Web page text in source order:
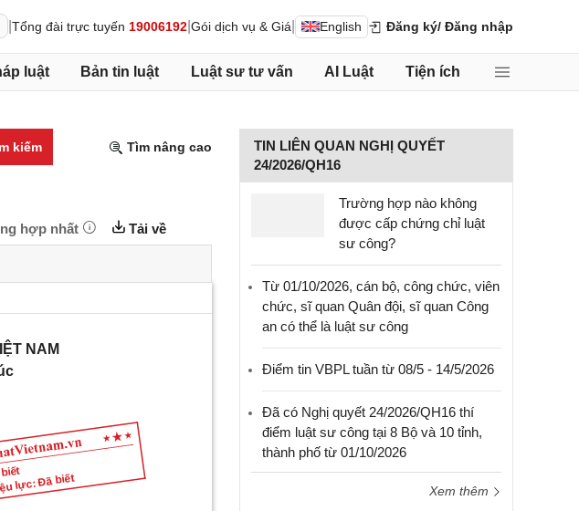
Tổng đài trực tuyến 19006192 Gói dịch vụ & Giá English Đăng ký/ Đăng nhập
luật Bản tin luật Luật sư tư vấn AI Luật Tiện ích
kiếm Tìm nâng cao
hợp nhất Tải về
lực: Đã biết
NAM
TIN LIÊN QUAN NGHỊ QUYẾT
24/2026/QH16
Trường hợp nào không
được cấp chứng chỉ luật
sư công?
Từ 01/10/2026, cán bộ, công chức, viên
chức, sĩ quan Quân đội, sĩ quan Công
an có thể là luật sư công
Điểm tin VBPL tuần từ 08/5 - 14/5/2026
Đã có Nghị quyết 24/2026/QH16 thí
điểm luật sư công tại 8 Bộ và 10 tỉnh,
thành phố từ 01/10/2026
Xem thêm